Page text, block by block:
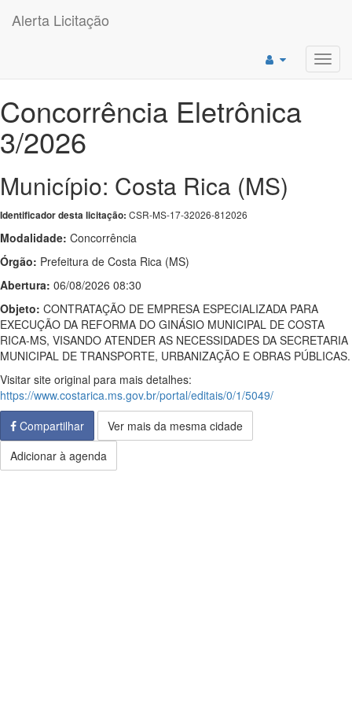
Alerta Licitação
Concorrência Eletrônica
3/2026
Município: Costa Rica (MS)
Identificador desta licitação: CSR-MS-17-32026-812026
Modalidade: Concorrência
Órgão: Prefeitura de Costa Rica (MS)
Abertura: 06/08/2026 08:30
Objeto: CONTRATAÇÃO DE EMPRESA ESPECIALIZADA PARA
EXECUÇÃO DA REFORMA DO GINÁSIO MUNICIPAL DE COSTA
RICA-MS, VISANDO ATENDER AS NECESSIDADES DA SECRETARIA
MUNICIPAL DE TRANSPORTE, URBANIZAÇÃO E OBRAS PÚBLICAS.
Visitar site original para mais detalhes:
https://www.costarica.ms.gov.br/portal/editais/0/1/5049/
Compartilhar
Ver mais da mesma cidade
Adicionar à agenda